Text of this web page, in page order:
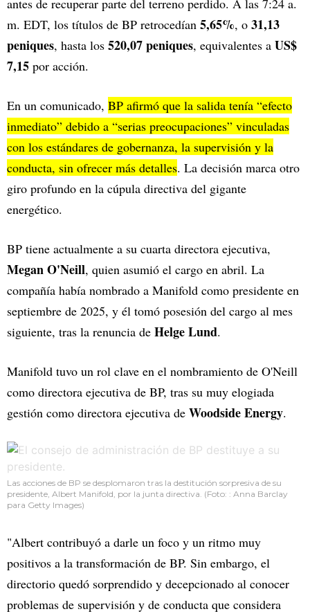
antes de recuperar parte del terreno perdido. A las 7:24 a.
m. EDT, los títulos de BP retrocedían 5,65%, o 31,13
peniques, hasta los 520,07 peniques, equivalentes a US$
7,15 por acción.
En un comunicado, BP afirmó que la salida tenía “efecto
inmediato” debido a “serias preocupaciones” vinculadas
con los estándares de gobernanza, la supervisión y la
conducta, sin ofrecer más detalles. La decisión marca otro
giro profundo en la cúpula directiva del gigante
energético.
BP tiene actualmente a su cuarta directora ejecutiva,
Megan O'Neill, quien asumió el cargo en abril. La
compañía había nombrado a Manifold como presidente en
septiembre de 2025, y él tomó posesión del cargo al mes
siguiente, tras la renuncia de Helge Lund.
Manifold tuvo un rol clave en el nombramiento de O'Neill
como directora ejecutiva de BP, tras su muy elogiada
gestión como directora ejecutiva de Woodside Energy.
Las acciones de BP se desplomaron tras la destitución sorpresiva de su
presidente, Albert Manifold, por la junta directiva. (Foto: : Anna Barclay
para Getty Images)
"Albert contribuyó a darle un foco y un ritmo muy
positivos a la transformación de BP. Sin embargo, el
directorio quedó sorprendido y decepcionado al conocer
problemas de supervisión y de conducta que considera